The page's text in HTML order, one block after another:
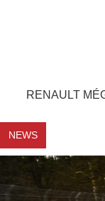
RENAULT
NEWS